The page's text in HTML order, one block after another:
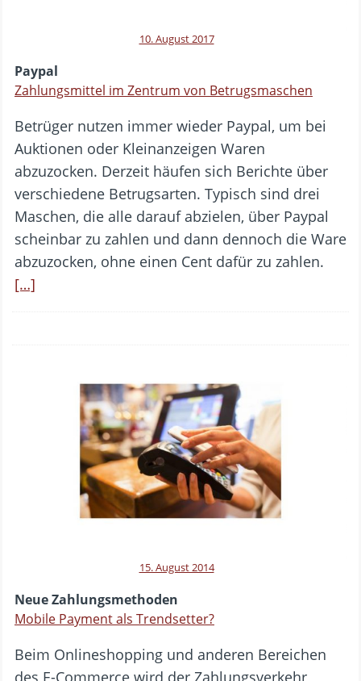
10. August 2017
Paypal
Zahlungsmittel im Zentrum von Betrugsmaschen
Betrüger nutzen immer wieder Paypal, um bei
Auktionen oder Kleinanzeigen Waren
abzuzocken. Derzeit häufen sich Berichte über
verschiedene Betrugsarten. Typisch sind drei
Maschen, die alle darauf abzielen, über Paypal
scheinbar zu zahlen und dann dennoch die Ware
abzuzocken, ohne einen Cent dafür zu zahlen.
[…]
15. August 2014
Neue Zahlungsmethoden
Mobile Payment als Trendsetter?
Beim Onlineshopping und anderen Bereichen
des E-Commerce wird der Zahlungsverkehr